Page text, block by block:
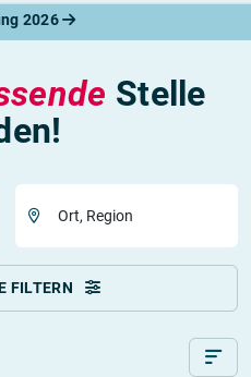
2026
Stelle
Ort, Region
FILTERN